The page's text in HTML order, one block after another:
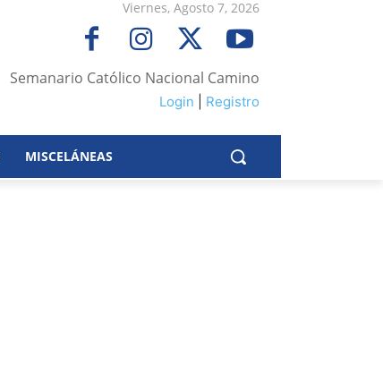
Viernes, Agosto 7, 2026
Semanario Católico Nacional Camino
Login Registro
MISCELÁNEAS